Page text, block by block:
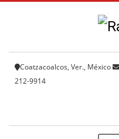
Coatzacoalcos, Ver., México
212-9914